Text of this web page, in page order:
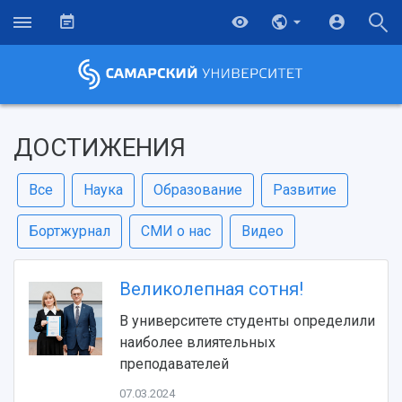
ДОСТИЖЕНИЯ
Все Наука Образование Развитие
Бортжурнал СМИ о нас Видео
Великолепная сотня!
В университете студенты определили
наиболее влиятельных
преподавателей
07.03.2024